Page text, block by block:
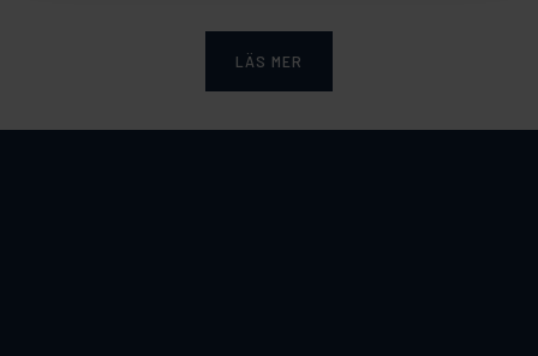
LÄS MER